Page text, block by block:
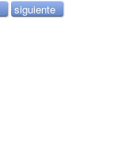
siguiente